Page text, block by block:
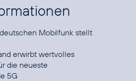
Mobilfunk stellt
erwirbt wertvolles
die neueste
5G